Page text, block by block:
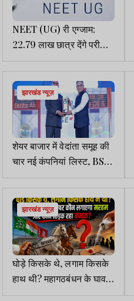
NEET (UG) री एग्जाम:
22.79 लाख छात्र देंगे परीक्षा,
NTA ने किए कड़े सुरक्षा
इंतजाम
झारखंड न्यूज़
शेयर बाजार में वेदांता समूह की
चार नई कंपनियां लिस्ट, BSE
मुख्य कार्यकारी ने दी बधाई
झारखंड न्यूज़
घोड़े किसके थे, लगाम किसके
हाथ थी? महागठबंधन के घाव
पर कौन लगाएगा मरहम और